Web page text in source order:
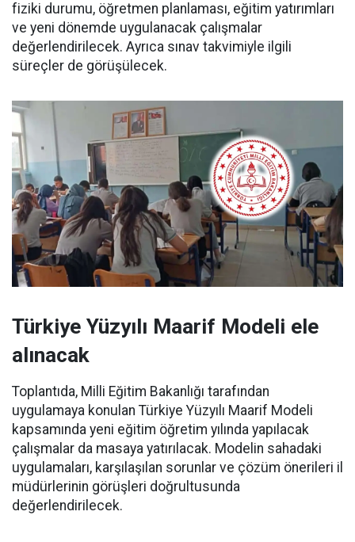
fiziki durumu, öğretmen planlaması, eğitim yatırımları
ve yeni dönemde uygulanacak çalışmalar
değerlendirilecek. Ayrıca sınav takvimiyle ilgili
süreçler de görüşülecek.
Türkiye Yüzyılı Maarif Modeli ele
alınacak
Toplantıda, Milli Eğitim Bakanlığı tarafından
uygulamaya konulan Türkiye Yüzyılı Maarif Modeli
kapsamında yeni eğitim öğretim yılında yapılacak
çalışmalar da masaya yatırılacak. Modelin sahadaki
uygulamaları, karşılaşılan sorunlar ve çözüm önerileri il
müdürlerinin görüşleri doğrultusunda
değerlendirilecek.